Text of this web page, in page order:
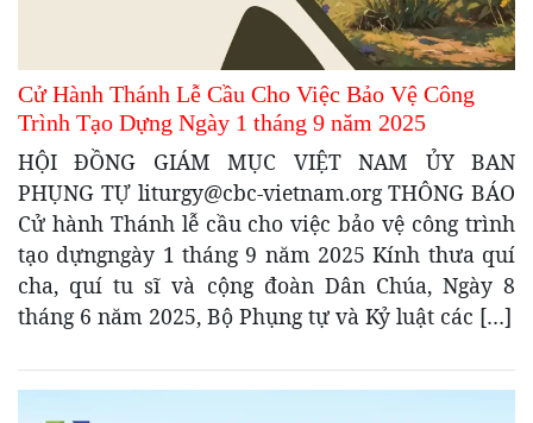
Cử Hành Thánh Lễ Cầu Cho Việc Bảo Vệ Công
Trình Tạo Dựng Ngày 1 tháng 9 năm 2025
HỘI ĐỒNG GIÁM MỤC VIỆT NAM ỦY BAN
PHỤNG TỰ liturgy@cbc-vietnam.org THÔNG BÁO
Cử hành Thánh lễ cầu cho việc bảo vệ công trình
tạo dựngngày 1 tháng 9 năm 2025 Kính thưa quí
cha, quí tu sĩ và cộng đoàn Dân Chúa, Ngày 8
tháng 6 năm 2025, Bộ Phụng tự và Kỷ luật các […]